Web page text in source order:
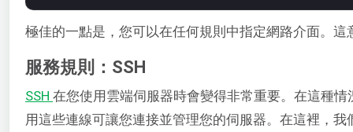
極佳的一點是，您可以在任何規則中指定網路介面。
服務規則：SSH
SSH 在您使用雲端伺服器時會變得非常重要。在這種
用這些連線可讓您連接並管理您的伺服器。在這裡，我